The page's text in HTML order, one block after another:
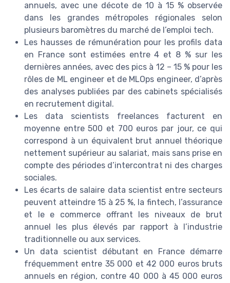
annuels, avec une décote de 10 à 15 % observée
dans les grandes métropoles régionales selon
plusieurs baromètres du marché de l’emploi tech.
Les hausses de rémunération pour les profils data
en France sont estimées entre 4 et 8 % sur les
dernières années, avec des pics à 12 – 15 % pour les
rôles de ML engineer et de MLOps engineer, d’après
des analyses publiées par des cabinets spécialisés
en recrutement digital.
Les data scientists freelances facturent en
moyenne entre 500 et 700 euros par jour, ce qui
correspond à un équivalent brut annuel théorique
nettement supérieur au salariat, mais sans prise en
compte des périodes d’intercontrat ni des charges
sociales.
Les écarts de salaire data scientist entre secteurs
peuvent atteindre 15 à 25 %, la fintech, l’assurance
et le e commerce offrant les niveaux de brut
annuel les plus élevés par rapport à l’industrie
traditionnelle ou aux services.
Un data scientist débutant en France démarre
fréquemment entre 35 000 et 42 000 euros bruts
annuels en région, contre 40 000 à 45 000 euros